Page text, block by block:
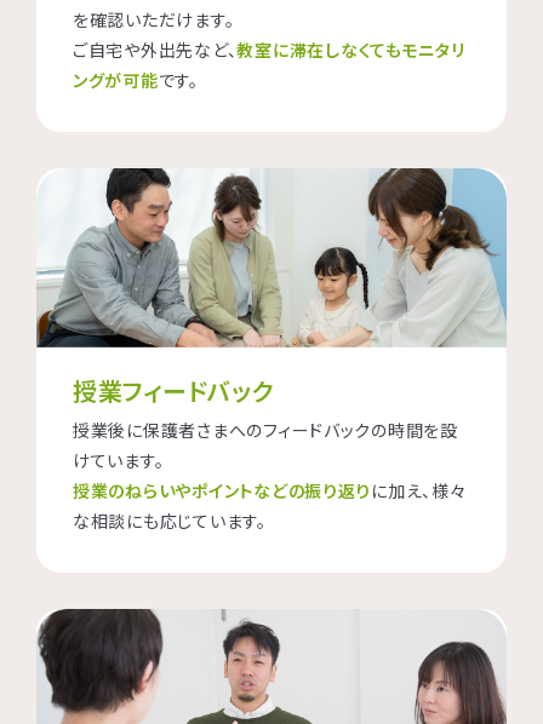
を確認いただけます。
ご自宅や外出先など、教室に滞在しなくてもモニタリ
ングが可能です。
授業フィードバック
授業後に保護者さまへのフィードバックの時間を設
けています。
授業のねらいやポイントなどの振り返り に加え、様々
な相談にも応じています。